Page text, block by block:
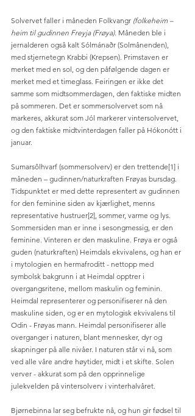
Solvervet faller i måneden Folkvangr (folkeheim –
heim til gudinnen Freyja (Frøya). Måneden ble i
jernalderen også kalt Sólmánaðr (Solmånenden),
med stjernetegn Krabbi (Krepsen). Primstaven er
merket med en sol, og den påfølgende dagen er
merket med et timeglass. Feiringen er ikke det
samme som midtsommerdagen, den faktiske midten
på sommeren. Det er sommersolvervet som nå
markeres, akkurat som Jól markerer vintersolvervet,
og den faktiske midtvinterdagen faller på Hókonótt i
januar.
Sumarsôlhvarf (sommersolverv) er den trettende[1] i
måneden – gudinnen/naturkraften Frøyas bursdag.
Tidspunktet er med dette representert av gudinnen
for den feminine siden av kjærlighet, menns
representative hustruer[2], sommer, varme og lys.
Sommersiden man er inne i sesongmessig, er den
feminine. Vinteren er den maskuline. Frøya er også
guden (naturkraften) Heimdals ekvivalens, og han er
i mytologien en hermafroditt - nettopp med
symbolsk bakgrunn i at Heimdal opptrer i
overgangsritene, mellom maskulin og feminin.
Heimdal representerer og personifiserer nå den
maskuline siden, og er en mytologisk ekvivalens til
Odin - Frøyas mann. Heimdal personifiserer alle
overganger i naturen, blant mennesker, dyr og
skapninger på alle nivåer. I naturen står vi nå, som
ved alle våre andre høytider, midt i et skifte. Solen
verver - akkurat som på den opprinnelige
julekvelden på vintersolverv i vinterhalvåret.
Bjørnebinna lar seg befrukte nå, og hun gir fødsel til